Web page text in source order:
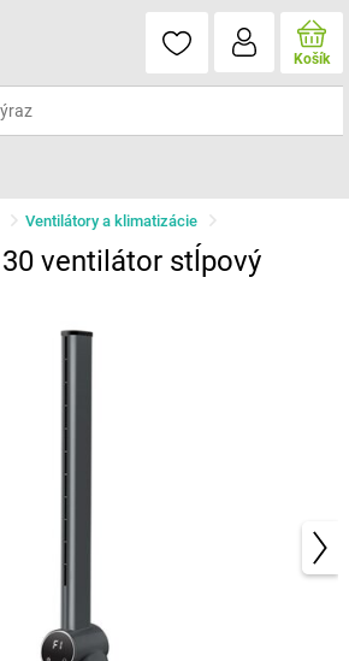
Košík
Ventilátory a klimatizácie
ventilátor stĺpový